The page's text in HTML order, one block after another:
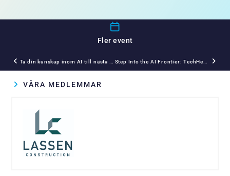
Fler event
Ta din kunskap inom AI till nästa nivå med Johan Salo! Step Into the AI Frontier: TechHeads 2024
VÅRA MEDLEMMAR